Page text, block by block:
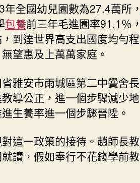
實？
中
國
全國幼兒園數為27.4萬所，
包養前三年毛進園率91.1％
到達世界高支出國度均勻
望惠及上萬萬家庭。
雅安市雨城區第二中黌舍
導公正，進一個步驟減少
生養率進一個步驟晉陞。
這一政策的接待。趙師長
讀，假如奉行不花錢學前